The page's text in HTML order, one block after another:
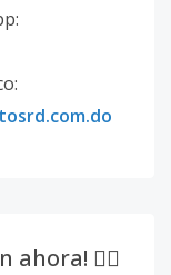
👇🏽